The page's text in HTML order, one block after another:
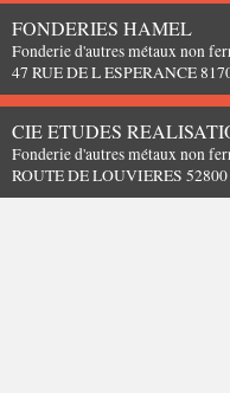
FONDERIES HAMEL
Fonderie d'autres métaux non
47 RUE DE L ESPERANCE
CIE ETUDES
Fonderie d'autres métaux non
ROUTE DE LOUVIERES